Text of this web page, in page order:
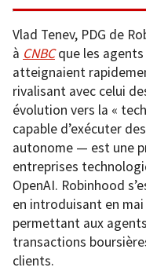
Vlad Tenev, PDG de
à CNBCque les
atteignaient
rivalisant avec celui
évolution vers la «
capable d’exécuter
autonome — est une
entreprises
OpenAI. Robinhood
en introduisant en
permettant aux
transactions
clients.